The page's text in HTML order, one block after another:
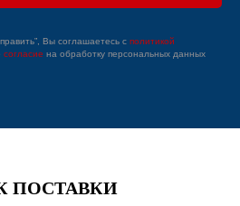
Вы соглашаетесь с политикой
согласие на обработку персональных данных
ПОСТАВКИ